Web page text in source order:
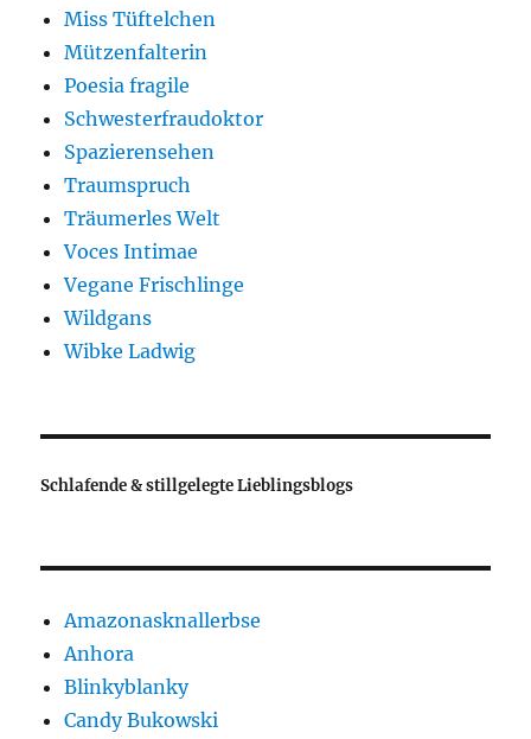
Miss Tüftelchen
Mützenfalterin
Poesia fragile
Schwesterfraudoktor
Spazierensehen
Traumspruch
Träumerles Welt
Voces Intimae
Vegane Frischlinge
Wildgans
Wibke Ladwig
Schlafende & stillgelegte Lieblingsblogs
Amazonasknallerbse
Anhora
Blinkyblanky
Candy Bukowski